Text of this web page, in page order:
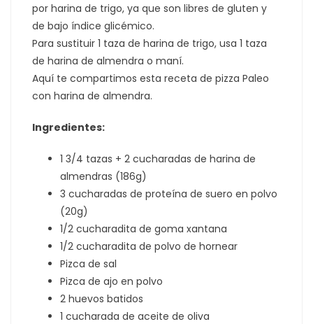
por harina de trigo, ya que son libres de gluten y
de bajo índice glicémico.
Para sustituir 1 taza de harina de trigo, usa 1 taza
de harina de almendra o maní.
Aquí te compartimos esta receta de pizza Paleo
con harina de almendra.
Ingredientes:
1 3/4 tazas + 2 cucharadas de harina de
almendras (186g)
3 cucharadas de proteína de suero en polvo
(20g)
1/2 cucharadita de goma xantana
1/2 cucharadita de polvo de hornear
Pizca de sal
Pizca de ajo en polvo
2 huevos batidos
1 cucharada de aceite de oliva